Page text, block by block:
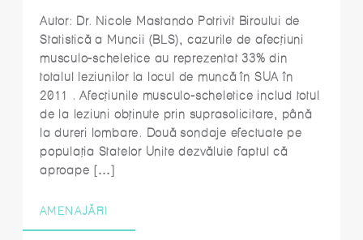
Autor: Dr. Nicole Mastando Potrivit Biroului de
Statistică a Muncii (BLS), cazurile de afecțiuni
musculo-scheletice au reprezentat 33% din
totalul leziunilor la locul de muncă în SUA în
2011 . Afecțiunile musculo-scheletice includ totul
de la leziuni obținute prin suprasolicitare, până
la dureri lombare. Două sondaje efectuate pe
populația Statelor Unite dezvăluie faptul că
aproape […]
AMENAJĂRI